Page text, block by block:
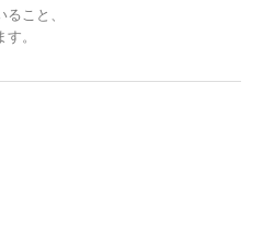
こと、
。